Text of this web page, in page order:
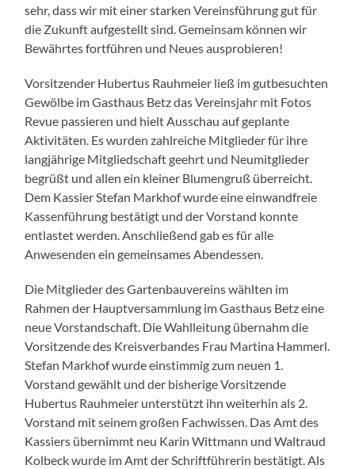
sehr, dass wir mit einer starken Vereinsführung gut für
die Zukunft aufgestellt sind. Gemeinsam können wir
Bewährtes fortführen und Neues ausprobieren!
Vorsitzender Hubertus Rauhmeier ließ im gutbesuchten
Gewölbe im Gasthaus Betz das Vereinsjahr mit Fotos
Revue passieren und hielt Ausschau auf geplante
Aktivitäten. Es wurden zahlreiche Mitglieder für ihre
langjährige Mitgliedschaft geehrt und Neumitglieder
begrüßt und allen ein kleiner Blumengruß überreicht.
Dem Kassier Stefan Markhof wurde eine einwandfreie
Kassenführung bestätigt und der Vorstand konnte
entlastet werden. Anschließend gab es für alle
Anwesenden ein gemeinsames Abendessen.
Die Mitglieder des Gartenbauvereins wählten im
Rahmen der Hauptversammlung im Gasthaus Betz eine
neue Vorstandschaft. Die Wahlleitung übernahm die
Vorsitzende des Kreisverbandes Frau Martina Hammerl.
Stefan Markhof wurde einstimmig zum neuen 1.
Vorstand gewählt und der bisherige Vorsitzende
Hubertus Rauhmeier unterstützt ihn weiterhin als 2.
Vorstand mit seinem großen Fachwissen. Das Amt des
Kassiers übernimmt neu Karin Wittmann und Waltraud
Kolbeck wurde im Amt der Schriftführerin bestätigt. Als